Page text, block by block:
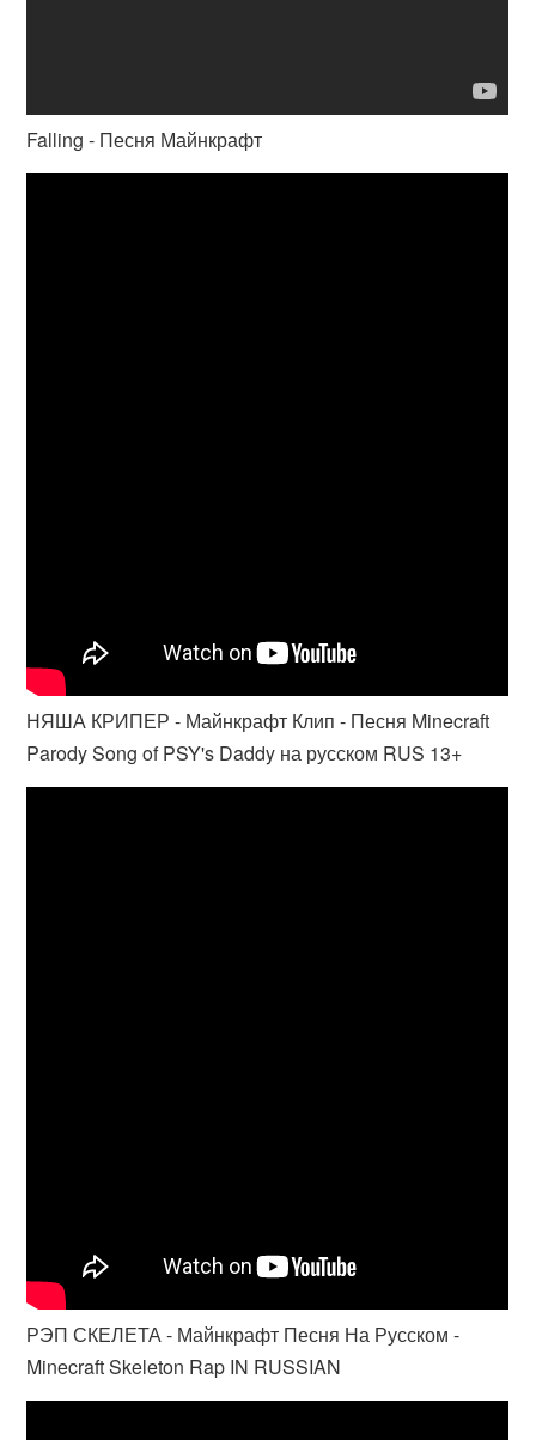
Falling - Песня Майнкрафт
НЯША КРИПЕР - Майнкрафт Клип - Песня Minecraft
Parody Song of PSY's Daddy на русском RUS 13+
РЭП СКЕЛЕТА - Майнкрафт Песня На Русском -
Minecraft Skeleton Rap IN RUSSIAN